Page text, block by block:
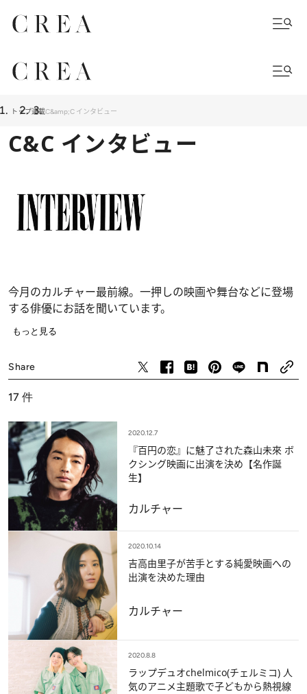
トップ連載C&amp;C インタビュー
C&C インタビュー
今月のカルチャー最前線。一押しの映画や舞台などに登場
する俳優にお話を聞いています。
もっと見る
Share
17 件
2020.12.7
『百円の恋』に魅了された森山未來 ボ
クシング映画に出演を決め【名作誕
生】
カルチャー
2020.10.14
吉高由里子が苦手とする純愛映画への
出演を決めた理由
カルチャー
2020.8.8
ラップデュオchelmico(チェルミコ) 人
気のアニメ主題歌で子どもから熱視線